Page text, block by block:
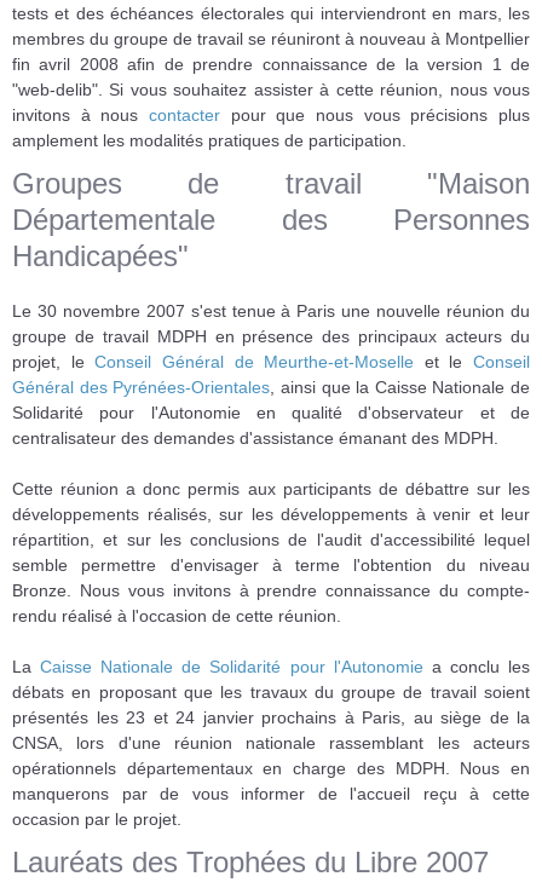
tests et des échéances électorales qui interviendront en mars, les
membres du groupe de travail se réuniront à nouveau à Montpellier
fin avril 2008 afin de prendre connaissance de la version 1 de
"web-delib". Si vous souhaitez assister à cette réunion, nous vous
invitons à nous contacter pour que nous vous précisions plus
amplement les modalités pratiques de participation.
Groupes de travail "Maison
Départementale des Personnes
Handicapées"
Le 30 novembre 2007 s'est tenue à Paris une nouvelle réunion du
groupe de travail MDPH en présence des principaux acteurs du
projet, leConseil Général de Meurthe-et-Moselle et le Conseil
Général des Pyrénées-Orientales , ainsi que la Caisse Nationale de
Solidarité pour l'Autonomie en qualité d'observateur et de
centralisateur des demandes d'assistance émanant des MDPH.
Cette réunion a donc permis aux participants de débattre sur les
développements réalisés, sur les développements à venir et leur
répartition, et sur les conclusions de l'audit d'accessibilité lequel
semble permettre d'envisager à terme l'obtention du niveau
Bronze. Nous vous invitons à prendre connaissance du compte-
rendu réalisé à l'occasion de cette réunion.
LaCaisse Nationale de Solidarité pour l'Autonomie a conclu les
débats en proposant que les travaux du groupe de travail soient
présentés les 23 et 24 janvier prochains à Paris, au siège de la
CNSA, lors d'une réunion nationale rassemblant les acteurs
opérationnels départementaux en charge des MDPH. Nous en
manquerons par de vous informer de l'accueil reçu à cette
occasion par le projet.
Lauréats des Trophées du Libre 2007